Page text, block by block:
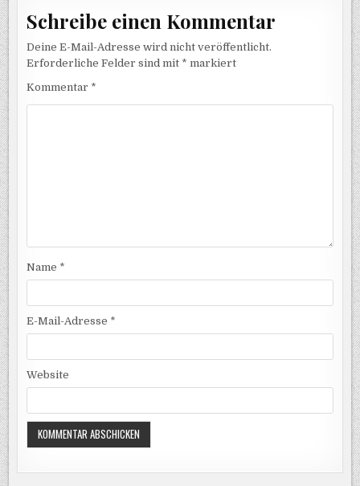
Schreibe einen Kommentar
Deine E-Mail-Adresse wird nicht veröffentlicht.
Erforderliche Felder sind mit * markiert
Kommentar *
Name *
E-Mail-Adresse *
Website